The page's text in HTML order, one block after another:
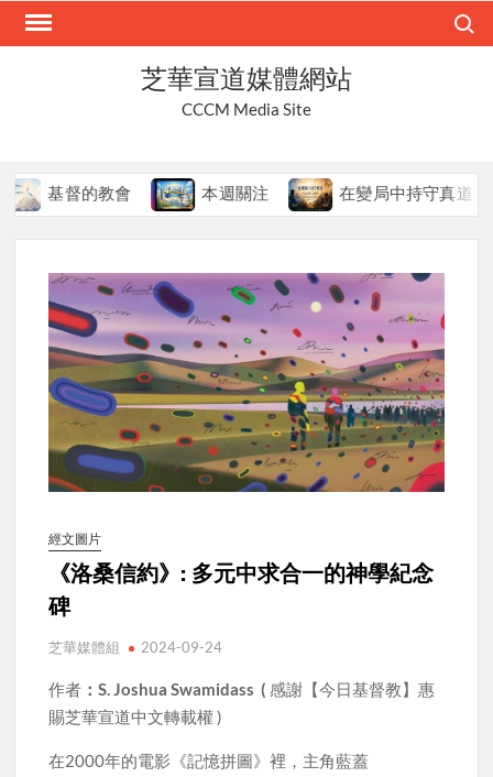
Skip
芝華宣道媒體網站
CCCM Media Site
本週關注 在變局中持守真道 本週關注
經文圖片
《洛桑信約》: 多元中求合一的神學紀念
碑
芝華媒體組 2024-09-24
作者 ：S. Joshua Swamidass ( 感謝【今日基督教】惠
賜芝華宣道中文轉載權 )
在2000年的電影《記憶拼圖》裡，主角藍蓋